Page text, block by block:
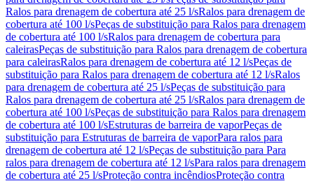
Ralos para drenagem de cobertura até 25 l/sRalos para drenagem de
cobertura até 100 l/sPeças de substituição para Ralos para drenagem
de cobertura até 100 l/sRalos para drenagem de cobertura para
caleirasPeças de substituição para Ralos para drenagem de cobertura
para caleirasRalos para drenagem de cobertura até 12 l/sPeças de
substituição para Ralos para drenagem de cobertura até 12 l/sRalos
para drenagem de cobertura até 25 l/sPeças de substituição para
Ralos para drenagem de cobertura até 25 l/sRalos para drenagem de
cobertura até 100 l/sPeças de substituição para Ralos para drenagem
de cobertura até 100 l/sEstruturas de barreira de vaporPeças de
substituição para Estruturas de barreira de vaporPara ralos para
drenagem de cobertura até 12 l/sPeças de substituição para Para
ralos para drenagem de cobertura até 12 l/sPara ralos para drenagem
de cobertura até 25 l/sProteção contra incêndiosProteção contra